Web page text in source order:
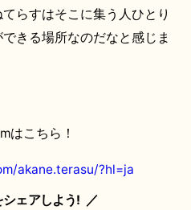
らすはそこに集う人ひとり
きる場所なのだなと感じま
はこちら！
akane.terasu/?hl=ja
シェアしよう! ／